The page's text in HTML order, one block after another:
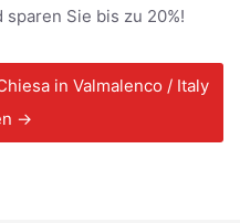
Sie bis zu 20%!
in Valmalenco / Italy
→